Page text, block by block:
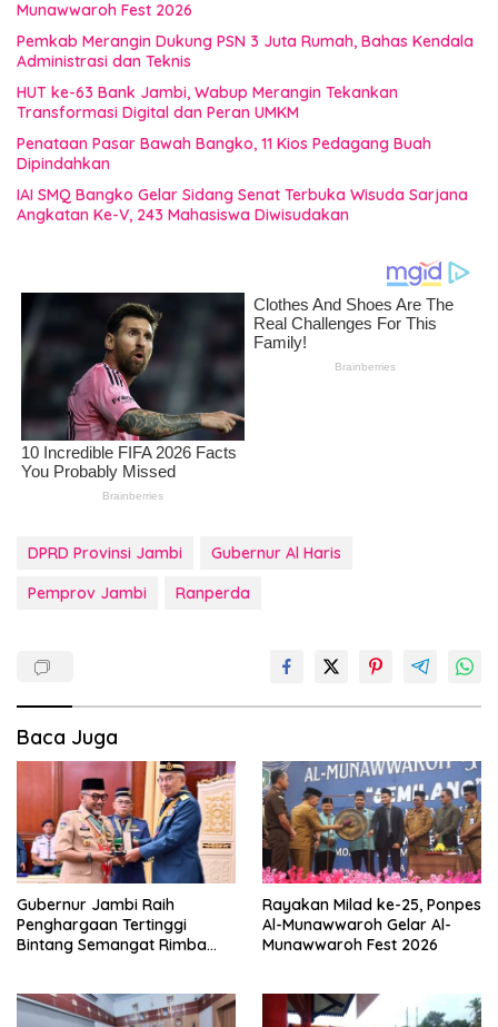
Munawwaroh Fest 2026
Pemkab Merangin Dukung PSN 3 Juta Rumah, Bahas Kendala
Administrasi dan Teknis
HUT ke-63 Bank Jambi, Wabup Merangin Tekankan
Transformasi Digital dan Peran UMKM
Penataan Pasar Bawah Bangko, 11 Kios Pedagang Buah
Dipindahkan
IAI SMQ Bangko Gelar Sidang Senat Terbuka Wisuda Sarjana
Angkatan Ke-V, 243 Mahasiswa Diwisudakan
DPRD Provinsi Jambi
Gubernur Al Haris
Pemprov Jambi
Ranperda
Baca Juga
Gubernur Jambi Raih
Penghargaan Tertinggi
Bintang Semangat Rimba
Rayakan Milad ke-25, Ponpes
Al-Munawwaroh Gelar Al-
Munawwaroh Fest 2026